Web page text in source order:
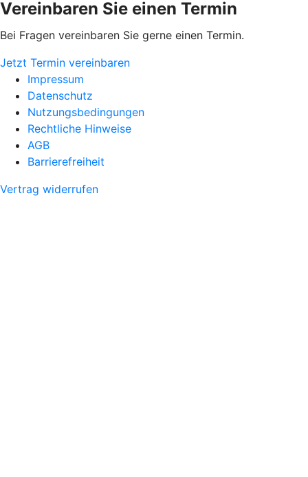
Vereinbaren Sie einen Termin
Bei Fragen vereinbaren Sie gerne einen Termin.
Jetzt Termin vereinbaren
Impressum
Datenschutz
Nutzungsbedingungen
Rechtliche Hinweise
AGB
Barrierefreiheit
Vertrag widerrufen